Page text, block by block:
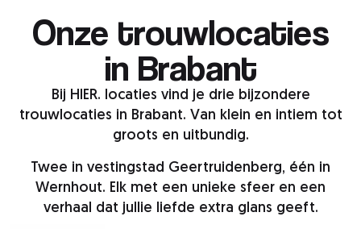
Onze trouwlocaties
in Brabant
Bij HIER. locaties vind je drie bijzondere
trouwlocaties in Brabant. Van klein en intiem tot
groots en uitbundig.
Twee in vestingstad Geertruidenberg, één in
Wernhout. Elk met een unieke sfeer en een
verhaal dat jullie liefde extra glans geeft.